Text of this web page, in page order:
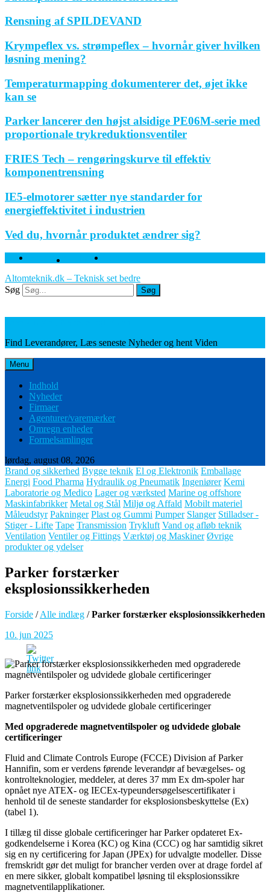
Rensning af SPILDEVAND
Krympeflex vs. strømpeflex – hvornår giver hvilken
løsning mening?
Temperaturmapping dokumenterer det, øjet ikke
kan se
Parker lancerer den højst alsidige PE06M-serie med
proportionale trykreduktionsventiler
FRIES Tech – rengøringskurve til effektiv
komponentrensning
IE5-elmotorer sætter nye standarder for
energieffektivitet i industrien
Ved du, hvornår produktet ændrer sig?
Facebook Twitter
Altomteknik.dk – Teknisk set bedre
Søg
Søg
Find Leverandører, Læs seneste Nyheder og hent Viden
Menu
Indhold
Nyheder
Firmaer
Agenturer/varemærker
Omregn enheder
Formelsamlinger
lørdag, august 08, 2026
Brand og sikkerhed Bygge teknik El og Elektronik Emballage
Energi Food Pharma Hydraulik og Pneumatik Ingeniører Kemi
Laboratorie og Medico Lager og værksted Marine og offshore
Maskinfabrikker Metal og Stål Miljø og Affald Mobilt materiel
Måleudstyr Pakninger Plast og Gummi Pumper Slanger Stilladser -
Stiger - Lifte Tape Transmission Trykluft Vand og afløb teknik
Ventilation Ventiler og Fittings Værktøj og Maskiner Øvrige
produkter og ydelser
Parker forstærker
eksplosionssikkerheden
Forside /Alle indlæg /Parker forstærker eksplosionssikkerheden
10. jun 2025
Parker forstærker eksplosionssikkerheden med opgraderede
magnetventilspoler og udvidede globale certificeringer
Med opgraderede magnetventilspoler og udvidede globale
certificeringer
Fluid and Climate Controls Europe (FCCE) Division af Parker
Hannifin, som er verdens førende leverandør af bevægelses- og
kontrolteknologier, meddeler, at deres 37 mm Ex dm-spoler har
opnået nye ATEX- og IECEx-typeundersøgelsescertifikater i
henhold til de seneste standarder for eksplosionsbeskyttelse (Ex)
(tabel 1).
I tillæg til disse globale certificeringer har Parker opdateret Ex-
godkendelserne i Korea (KC) og Kina (CCC) og har samtidig sikret
sig en ny certificering for Japan (JPEx) for udvalgte modeller. Disse
fremskridt gør det muligt for brancher verden over at drage fordel af
en mere sikker, globalt kompatibel løsning til eksplosionssikre
magnetventilapplikationer.